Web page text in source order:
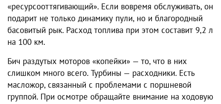
«ресурсооттягивающий». Если вовремя обслуживать, он
подарит не только динамику пули, но и благородный
басовитый рык. Расход топлива при этом составит 9,2 л
на 100 км.
Бич раздутых моторов «копейки» — то, что в них
слишком много всего. Турбины — расходники. Есть
масложор, связанный с проблемами с поршневой
группой. При осмотре обращайте внимание на ходовую